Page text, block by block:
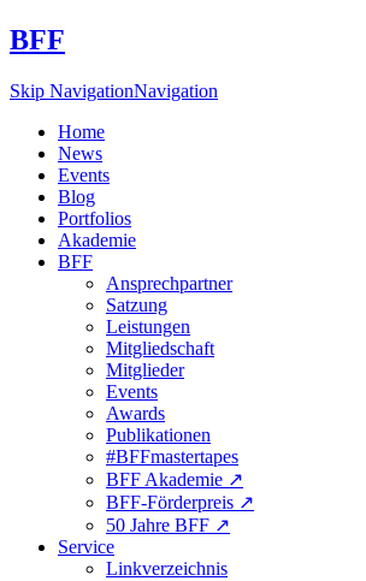
BFF
Skip NavigationNavigation
Home
News
Events
Blog
Portfolios
Akademie
BFF
Ansprechpartner
Satzung
Leistungen
Mitgliedschaft
Mitglieder
Events
Awards
Publikationen
#BFFmastertapes
BFF Akademie ↗︎
BFF-Förderpreis ↗︎
50 Jahre BFF ↗︎
Service
Linkverzeichnis